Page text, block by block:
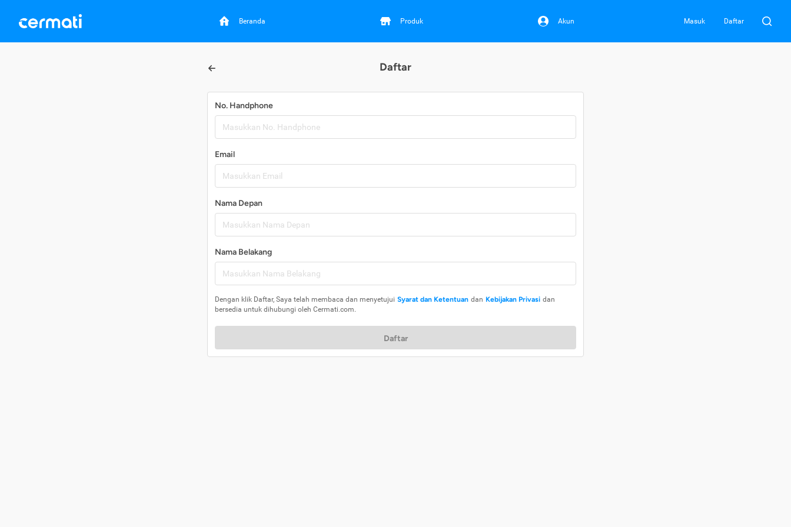
Beranda Produk Akun Masuk Daftar
Daftar
No. Handphone
Email
Nama Depan
Nama Belakang
Dengan klik Daftar, Saya telah membaca dan menyetujui Syarat dan Ketentuan dan Kebijakan Privasi dan
bersedia untuk dihubungi oleh Cermati.com.
Daftar